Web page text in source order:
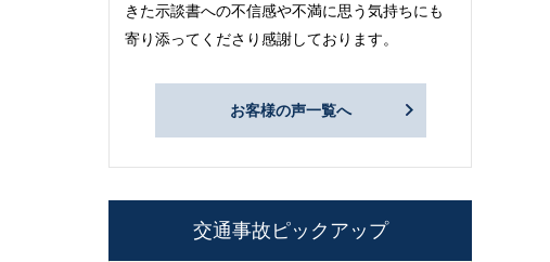
きた示談書への不信感や不満に思う気持ちにも
寄り添ってくださり感謝しております。
お客様の声一覧へ
交通事故ピックアップ